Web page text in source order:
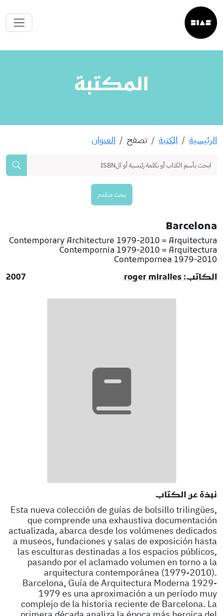
المكتبة
الرئيسية المكتبة تصفح العنوان
بحث متقدم
Barcelona
Contemporary Architecture 1979-2010 = Arquitectura
Contempornia 1979-2010 = Arquitectura
Contempornea 1979-2010
الكاتب: roger miralles
2007
نبذة عن الكتاب
Esta nueva colección de guías de bolsillo trilingües,
que comprende una exhaustiva documentación
actualizada, abarca desde los volúmenes dedicados
a museos, fundaciones y salas de exposición hasta
las esculturas destinadas a los espacios públicos,
pasando por el aclamado volumen en torno a la
arquitectura contemporánea (1979-2010).
Barcelona, Guía de Arquitectura Moderna 1929-
1979 es una aproximación a un período muy
complejo de la historia reciente de Barcelona. La